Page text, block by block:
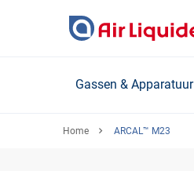
Gassen & Apparatuur
Home ARCAL™ M23